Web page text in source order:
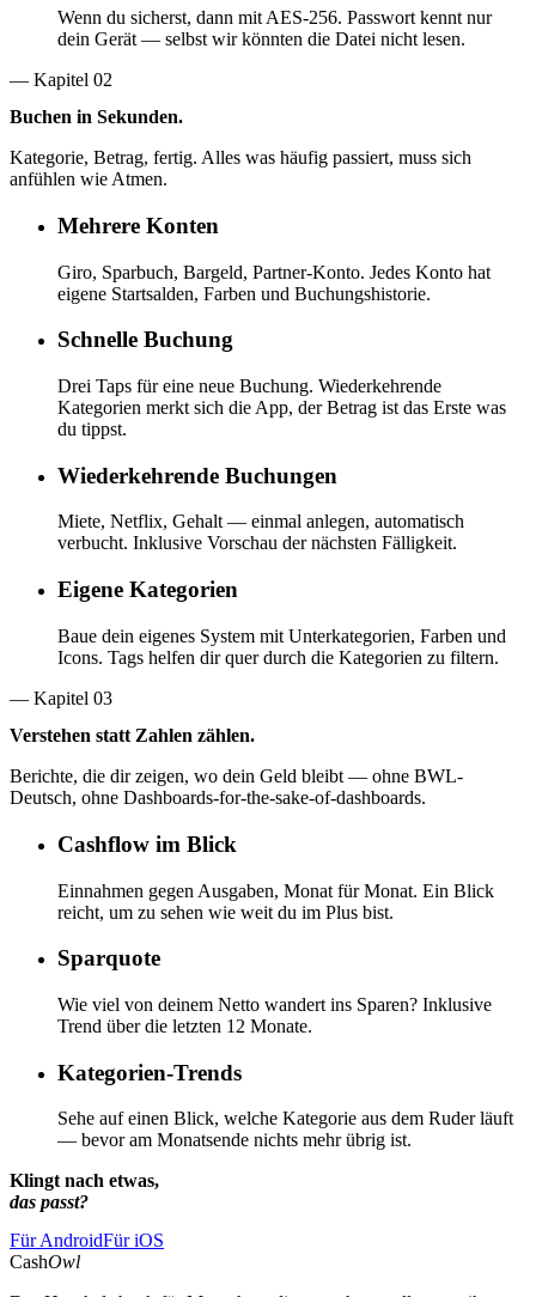
Wenn du sicherst, dann mit AES-256. Passwort kennt nur
dein Gerät — selbst wir könnten die Datei nicht lesen.
— Kapitel 02
Buchen in Sekunden.
Kategorie, Betrag, fertig. Alles was häufig passiert, muss sich
anfühlen wie Atmen.
Mehrere Konten
Giro, Sparbuch, Bargeld, Partner-Konto. Jedes Konto hat
eigene Startsalden, Farben und Buchungshistorie.
Schnelle Buchung
Drei Taps für eine neue Buchung. Wiederkehrende
Kategorien merkt sich die App, der Betrag ist das Erste was
du tippst.
Wiederkehrende Buchungen
Miete, Netflix, Gehalt — einmal anlegen, automatisch
verbucht. Inklusive Vorschau der nächsten Fälligkeit.
Eigene Kategorien
Baue dein eigenes System mit Unterkategorien, Farben und
Icons. Tags helfen dir quer durch die Kategorien zu filtern.
— Kapitel 03
Verstehen statt Zahlen zählen.
Berichte, die dir zeigen, wo dein Geld bleibt — ohne BWL-
Deutsch, ohne Dashboards-for-the-sake-of-dashboards.
Cashflow im Blick
Einnahmen gegen Ausgaben, Monat für Monat. Ein Blick
reicht, um zu sehen wie weit du im Plus bist.
Sparquote
Wie viel von deinem Netto wandert ins Sparen? Inklusive
Trend über die letzten 12 Monate.
Kategorien-Trends
Sehe auf einen Blick, welche Kategorie aus dem Ruder läuft
— bevor am Monatsende nichts mehr übrig ist.
Klingt nach etwas,
das passt?
Für AndroidFür iOS
CashOwl